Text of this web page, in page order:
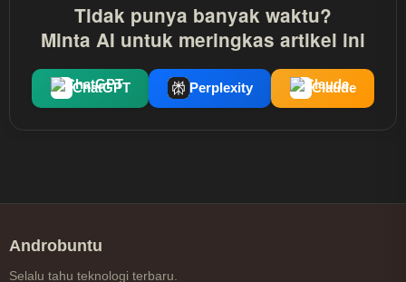
Tidak punya banyak waktu?
Minta AI untuk meringkas artikel ini
ChatGPT Perplexity Claude
Androbuntu
Selalu tahu teknologi terbaru.